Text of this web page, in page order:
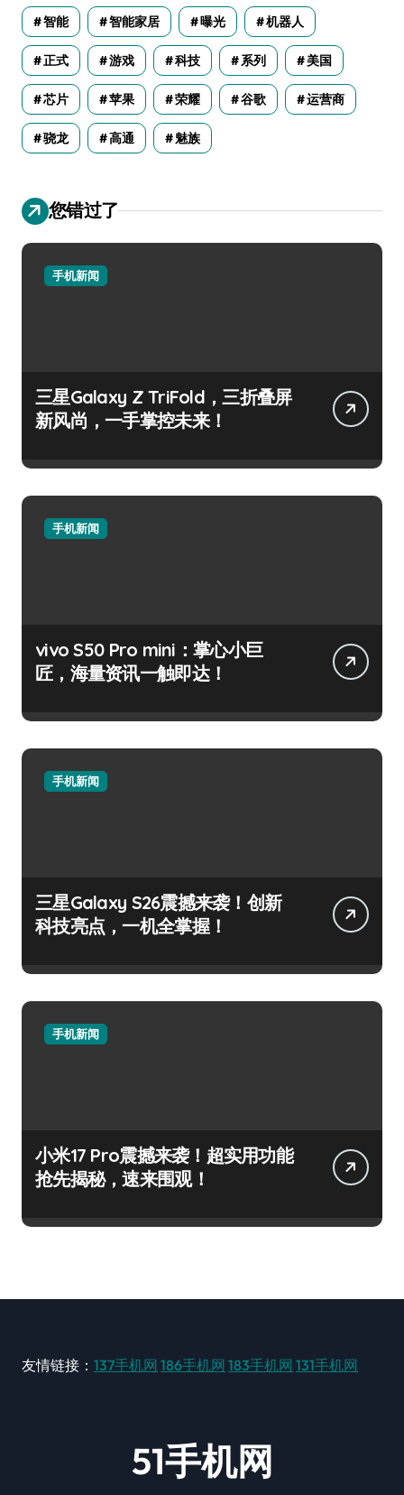
智能 智能家居 曝光 机器人
正式 游戏 科技 系列 美国
芯片 苹果 荣耀 谷歌 运营商
骁龙 高通 魅族
您错过了
手机新闻
三星Galaxy Z TriFold，三折叠屏
新风尚，一手掌控未来！
手机新闻
vivo S50 Pro mini：掌心小巨
匠，海量资讯一触即达！
手机新闻
三星Galaxy S26震撼来袭！创新
科技亮点，一机全掌握！
手机新闻
小米17 Pro震撼来袭！超实用功能
抢先揭秘，速来围观！
友情链接： 137手机网 186手机网 183手机网 131手机网
51手机网